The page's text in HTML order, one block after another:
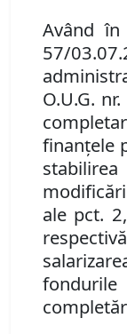
Având în
57/
O.U.G.
finanţele
ale pct. 2,
respectivă